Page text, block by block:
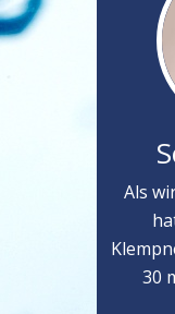
Als
30